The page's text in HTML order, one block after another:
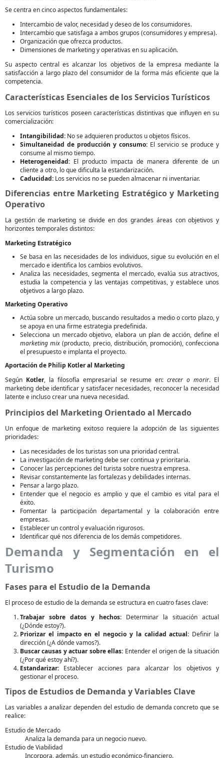
Se centra en cinco aspectos fundamentales:
Intercambio de valor, necesidad y deseo de los consumidores.
Intercambio que satisfaga a ambos grupos (consumidores y empresa).
Organización que ofrezca productos.
Dimensiones de marketing y operativas en su aplicación.
Su aspecto central es alcanzar los objetivos de la empresa mediante la
satisfacción a largo plazo del consumidor de la forma más eficiente que la
competencia.
Características Esenciales de los Servicios Turísticos
Los servicios turísticos poseen características distintivas que influyen en su
comercialización:
Intangibilidad: No se adquieren productos u objetos físicos.
Simultaneidad de producción y consumo: El servicio se produce y
consume al mismo tiempo.
Heterogeneidad: El producto impacta de manera diferente de un
cliente a otro, lo que dificulta la estandarización.
Caducidad: Los servicios no se pueden almacenar ni inventariar.
Diferencias entre Marketing Estratégico y Marketing
Operativo
La gestión de marketing se divide en dos grandes áreas con objetivos y
horizontes temporales distintos:
Marketing Estratégico
Se basa en las necesidades de los individuos, sigue su evolución en el
mercado e identifica los cambios evolutivos.
Analiza las necesidades, segmenta el mercado, evalúa sus atractivos,
estudia la competencia y las ventajas competitivas, y establece unos
objetivos a largo plazo.
Marketing Operativo
Actúa sobre un mercado, buscando resultados a medio o corto plazo, y
se apoya en una firme estrategia predefinida.
Selecciona un mercado objetivo, elabora un plan de acción, define el
marketing mix (producto, precio, distribución, promoción), confecciona
el presupuesto e implanta el proyecto.
Aportación de Philip Kotler al Marketing
Según Kotler, la filosofía empresarial se resume en:crecer o morir. El
marketing debe identificar y satisfacer necesidades, reconocer la necesidad
latente e incluso crear una nueva necesidad.
Principios del Marketing Orientado al Mercado
Un enfoque de marketing exitoso requiere la adopción de las siguientes
prioridades:
Las necesidades de los turistas son una prioridad central.
La investigación de marketing debe ser continua y prioritaria.
Conocer las percepciones del turista sobre nuestra empresa.
Revisar constantemente las fortalezas y debilidades internas.
Pensar a largo plazo.
Entender que el negocio es amplio y que el cambio es vital para el
éxito.
Fomentar la participación departamental y la colaboración entre
empresas.
Establecer un control y evaluación rigurosos.
Identificar qué nos diferencia de los demás competidores.
Demanda y Segmentación en el
Turismo
Fases para el Estudio de la Demanda
El proceso de estudio de la demanda se estructura en cuatro fases clave:
Trabajar sobre datos y hechos: Determinar la situación actual
(¿Dónde estoy?).
Priorizar el impacto en el negocio y la calidad actual: Definir la
dirección (¿A dónde vamos?).
Buscar causas y actuar sobre ellas: Entender el origen de la situación
(¿Por qué estoy ahí?).
Estandarizar: Establecer acciones para alcanzar los objetivos y
gestionar el proceso.
Tipos de Estudios de Demanda y Variables Clave
Las variables a analizar dependen del estudio de demanda concreto que se
realice:
Estudio de Mercado
Analiza la demanda para un negocio nuevo.
Estudio de Viabilidad
Incorpora, además, un estudio económico-financiero.